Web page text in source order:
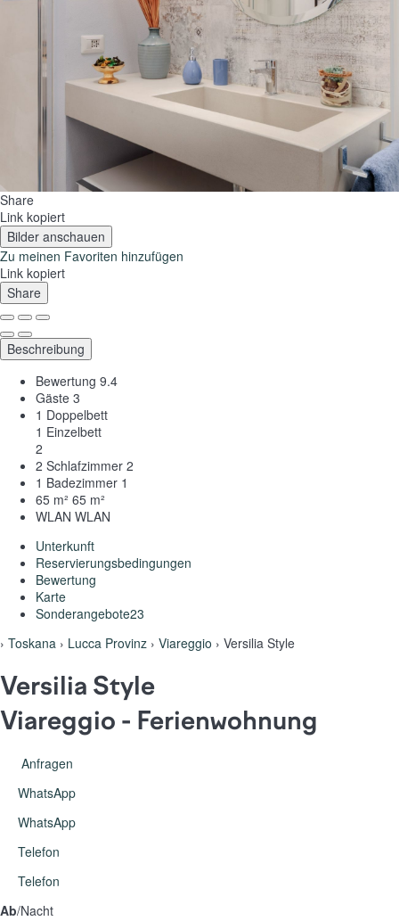
Share
Link kopiert
Bilder anschauen
Zu meinen Favoriten hinzufügen
Link kopiert
Share
Beschreibung
Bewertung 9.4
Gäste 3
1 Doppelbett
1 Einzelbett
2
2 Schlafzimmer 2
1 Badezimmer 1
65 m² 65 m²
WLAN WLAN
Unterkunft
Reservierungsbedingungen
Bewertung
Karte
Sonderangebote23
› Toskana › Lucca Provinz › Viareggio › Versilia Style
Versilia Style
Viareggio - Ferienwohnung
Anfragen
WhatsApp
WhatsApp
Telefon
Telefon
Ab/Nacht